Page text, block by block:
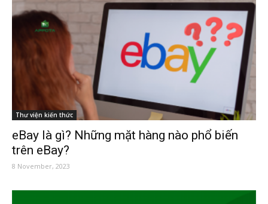
Thư viện kiến thức
eBay là gì? Những mặt hàng nào phổ biến
trên eBay?
8 November, 2023